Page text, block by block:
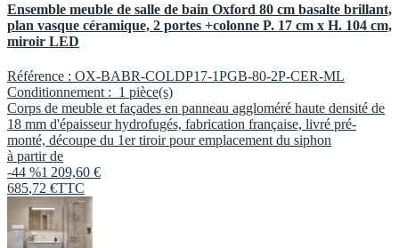
Ensemble meuble de salle de bain Oxford 80 cm basalte brillant,
plan vasque céramique, 2 portes +colonne P. 17 cm x H. 104 cm,
miroir LED
Référence : OX-BABR-COLDP17-1PGB-80-2P-CER-ML
Conditionnement : 1 pièce(s)
Corps de meuble et façades en panneau aggloméré haute densité de
18 mm d'épaisseur hydrofugés, fabrication française, livré pré-
monté, découpe du 1er tiroir pour emplacement du siphon
à partir de
-44 %1 209,60 €
685,72 €TTC